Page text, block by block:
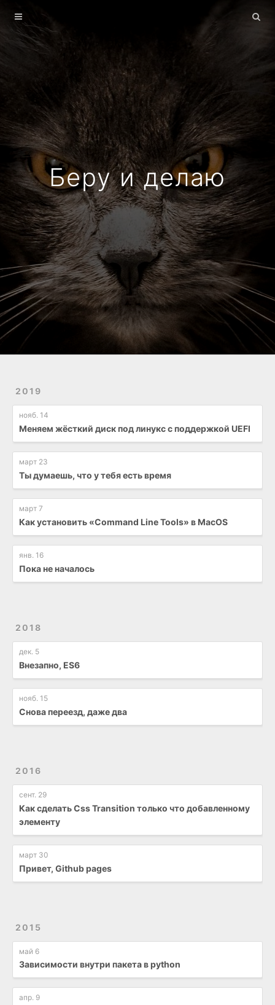
Беру и делаю
2019
нояб. 14
Меняем жёсткий диск под линукс с поддержкой UEFI
март 23
Ты думаешь, что у тебя есть время
март 7
Как установить «Command Line Tools» в MacOS
янв. 16
Пока не началось
2018
дек. 5
Внезапно, ES6
нояб. 15
Снова переезд, даже два
2016
сент. 29
Как сделать Css Transition только что добавленному
элементу
март 30
Привет, Github pages
2015
май 6
Зависимости внутри пакета в python
апр. 9
Главная
Архив